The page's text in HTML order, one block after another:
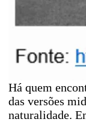
Há quem
das versões
naturalidade.